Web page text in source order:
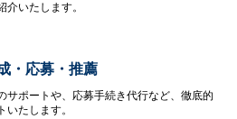
介いたします。
・応募・推薦
サポートや、応募手続き代行など、徹底的
いたします。